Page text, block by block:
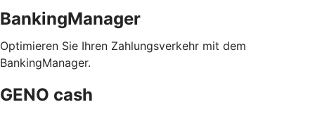
BankingManager
Optimieren Sie Ihren Zahlungsverkehr mit dem
BankingManager.
GENO cash